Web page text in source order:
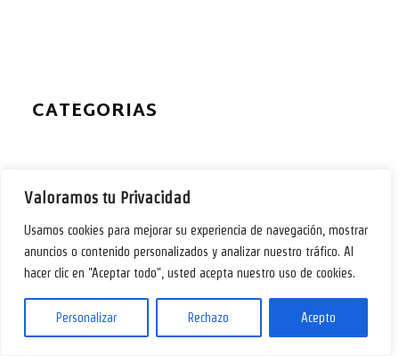
Valoramos tu Privacidad
Usamos cookies para mejorar su experiencia de navegación, mostrar
anuncios o contenido personalizados y analizar nuestro tráfico. Al
hacer clic en "Aceptar todo", usted acepta nuestro uso de cookies.
Personalizar Rechazo Acepto
CATEGORIAS
Amarillas
Artesanales
Azulejos para cocina
Barras